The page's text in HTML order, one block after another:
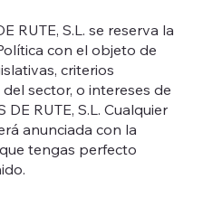
RUTE, S.L. se reserva la
con el objeto de
criterios
sector, o intereses de
DE RUTE, S.L. Cualquier
anunciada con la
tengas perfecto